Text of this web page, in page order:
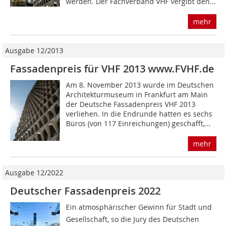
mehr
Ausgabe 12/2013
Fassadenpreis für VHF 2013 www.FVHF.de
Am 8. November 2013 wurde im Deutschen
Architekturmuseum in Frankfurt am Main
der Deutsche Fassadenpreis VHF 2013
verliehen. In die Endrunde hatten es sechs
Büros (von 117 Einreichungen) geschafft,...
mehr
Ausgabe 12/2022
Deutscher Fassadenpreis 2022
Ein atmosphärischer Gewinn für Stadt und
Gesellschaft, so die Jury des Deutschen